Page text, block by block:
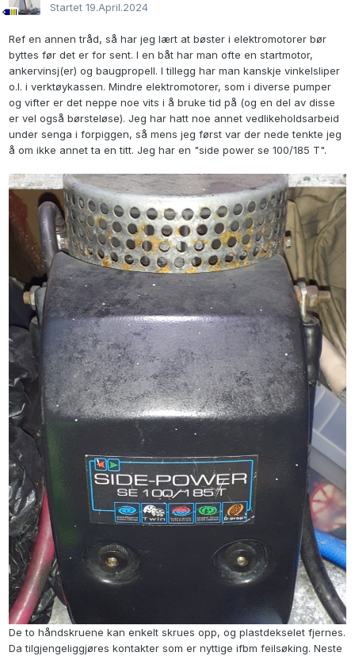
Startet 19.April.2024
Ref en annen tråd, så har jeg lært at bøster i elektromotorer bør
byttes før det er for sent. I en båt har man ofte en startmotor,
ankervinsj(er) og baugpropell. I tillegg har man kanskje vinkelsliper
o.l. i verktøykassen. Mindre elektromotorer, som i diverse pumper
og vifter er det neppe noe vits i å bruke tid på (og en del av disse
er vel også børsteløse). Jeg har hatt noe annet vedlikeholdsarbeid
under senga i forpiggen, så mens jeg først var der nede tenkte jeg
å om ikke annet ta en titt. Jeg har en "side power se 100/185 T".
De to håndskruene kan enkelt skrues opp, og plastdekselet fjernes.
Da tilgjengeliggjøres kontakter som er nyttige ifbm feilsøking. Neste